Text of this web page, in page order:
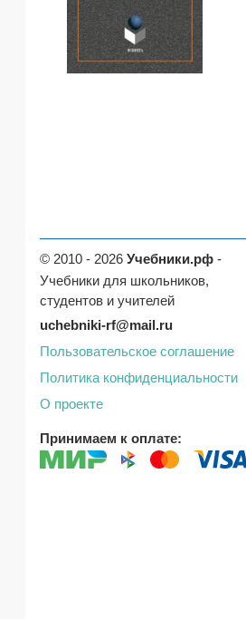
© 2010 - 2026 Учебники.рф -
Учебники для школьников,
студентов и учителей
uchebniki-rf@mail.ru
Пользовательское соглашение
Политика конфиденциальности
О проекте
Принимаем к оплате: